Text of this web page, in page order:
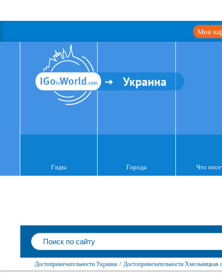
Моя
Украина
Гиды Города Что
Достопримечательности Украина / Достопримечательности Хмельницкая